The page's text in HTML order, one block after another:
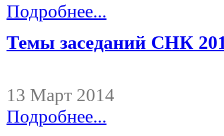
Подробнее...
Темы заседаний СНК
13 Март 2014
Подробнее...